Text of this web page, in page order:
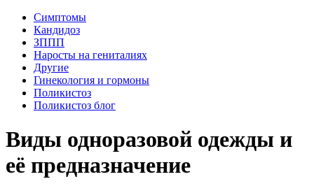
Симптомы
Кандидоз
ЗППП
Наросты на гениталиях
Другие
Гинекология и гормоны
Поликистоз
Поликистоз блог
Виды одноразовой одежды и
её предназначение